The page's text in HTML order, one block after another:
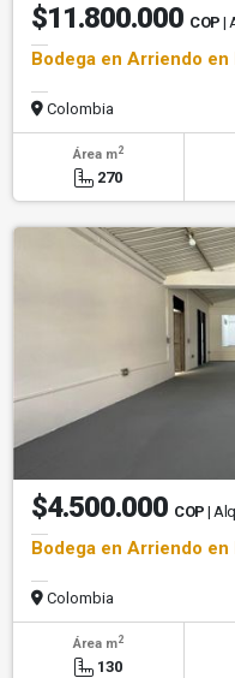
$11.800.000 COP |
Bodega en Arriendo en
Colombia
Área m2
270
$4.500.000 COP |
Bodega en Arriendo en
Colombia
Área m2
130